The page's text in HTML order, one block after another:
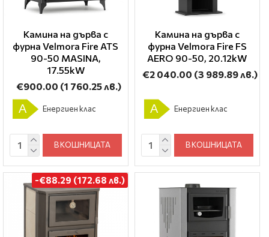
Камина на дърва с
фурна Velmora Fire ATS
90-50 ΜΑSΙΝΑ,
17.55kW
€900.00 (1 760.25 лв.)
A Енергиен клас
В КОШНИЦАТА
Камина на дърва с
фурна Velmora Fire FS
AERO 90-50, 20.12kW
€2 040.00 (3 989.89 лв.)
A Енергиен клас
В КОШНИЦАТА
-€88.29 (172.68 лв.)